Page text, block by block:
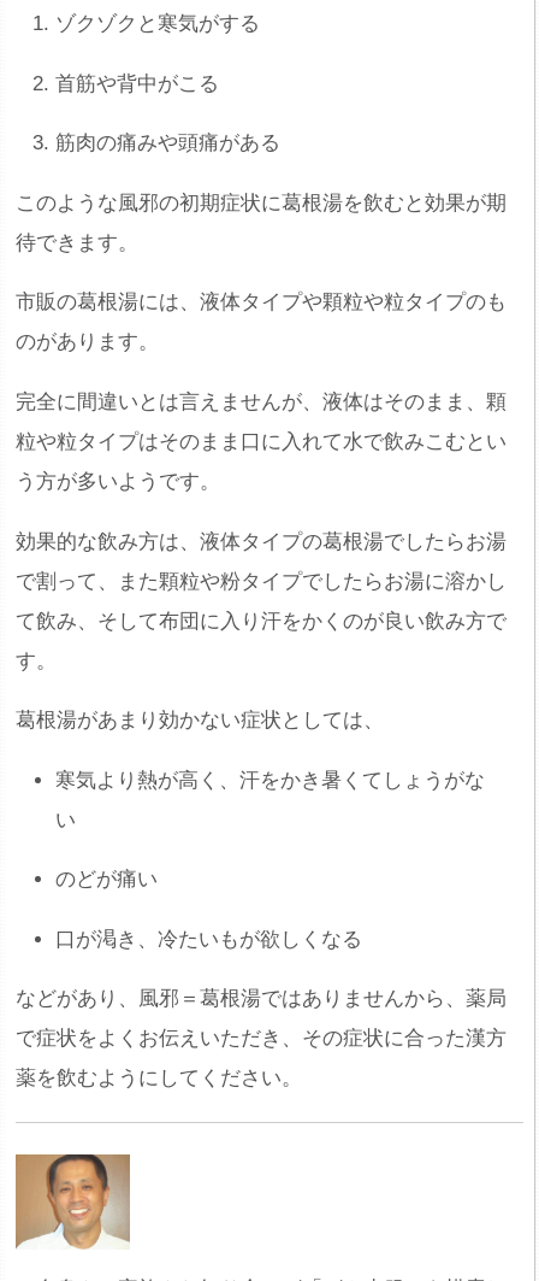
ゾクゾクと寒気がする
首筋や背中がこる
筋肉の痛みや頭痛がある
このような風邪の初期症状に葛根湯を飲むと効果が期
待できます。
市販の葛根湯には、液体タイプや顆粒や粒タイプのも
のがあります。
完全に間違いとは言えませんが、液体はそのまま、顆
粒や粒タイプはそのまま口に入れて水で飲みこむとい
う方が多いようです。
効果的な飲み方は、液体タイプの葛根湯でしたらお湯
で割って、また顆粒や粉タイプでしたらお湯に溶かし
て飲み、そして布団に入り汗をかくのが良い飲み方で
す。
葛根湯があまり効かない症状としては、
寒気より熱が高く、汗をかき暑くてしょうがな
い
のどが痛い
口が渇き、冷たいもが欲しくなる
などがあり、風邪＝葛根湯ではありませんから、薬局
で症状をよくお伝えいただき、その症状に合った漢方
薬を飲むようにしてください。